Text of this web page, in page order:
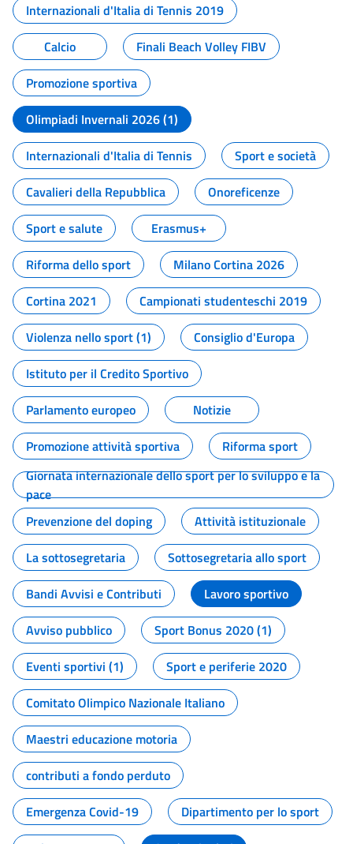
Internazionali d'Italia di Tennis 2019
Calcio
Finali Beach Volley FIBV
Promozione sportiva
Olimpiadi Invernali 2026 (1)
Internazionali d'Italia di Tennis
Sport e società
Cavalieri della Repubblica
Onoreficenze
Sport e salute
Erasmus+
Riforma dello sport
Milano Cortina 2026
Cortina 2021
Campionati studenteschi 2019
Violenza nello sport (1)
Consiglio d'Europa
Istituto per il Credito Sportivo
Parlamento europeo
Notizie
Promozione attività sportiva
Riforma sport
Giornata internazionale dello sport per lo sviluppo e la
pace
Prevenzione del doping
Attività istituzionale
La sottosegretaria
Sottosegretaria allo sport
Bandi Avvisi e Contributi
Lavoro sportivo
Avviso pubblico
Sport Bonus 2020 (1)
Eventi sportivi (1)
Sport e periferie 2020
Comitato Olimpico Nazionale Italiano
Maestri educazione motoria
contributi a fondo perduto
Emergenza Covid-19
Dipartimento per lo sport